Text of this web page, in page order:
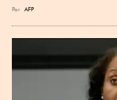
Por AFP